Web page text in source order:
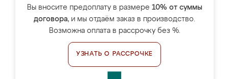
Вы вносите предоплату в размере 10% от суммы
договора, и мы отдаём заказ в производство.
Возможна оплата в рассрочку без %.
УЗНАТЬ О РАССРОЧКЕ